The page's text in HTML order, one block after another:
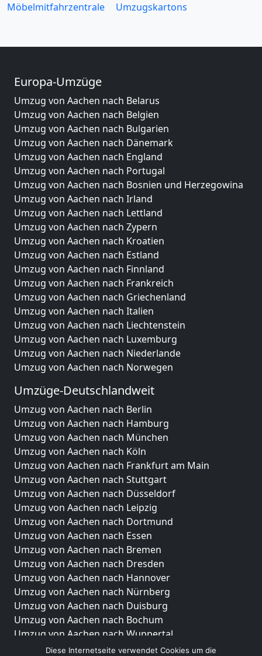
Möbelmitfahrzentrale
Umzugskartons
Europa-Umzüge
Umzug von Aachen nach Belarus
Umzug von Aachen nach Belgien
Umzug von Aachen nach Bulgarien
Umzug von Aachen nach Dänemark
Umzug von Aachen nach England
Umzug von Aachen nach Portugal
Umzug von Aachen nach Bosnien und Herzegowina
Umzug von Aachen nach Irland
Umzug von Aachen nach Lettland
Umzug von Aachen nach Zypern
Umzug von Aachen nach Kroatien
Umzug von Aachen nach Estland
Umzug von Aachen nach Finnland
Umzug von Aachen nach Frankreich
Umzug von Aachen nach Griechenland
Umzug von Aachen nach Italien
Umzug von Aachen nach Liechtenstein
Umzug von Aachen nach Luxemburg
Umzug von Aachen nach Niederlande
Umzug von Aachen nach Norwegen
Umzüge-Deutschlandweit
Umzug von Aachen nach Berlin
Umzug von Aachen nach Hamburg
Umzug von Aachen nach München
Umzug von Aachen nach Köln
Umzug von Aachen nach Frankfurt am Main
Umzug von Aachen nach Stuttgart
Umzug von Aachen nach Düsseldorf
Umzug von Aachen nach Leipzig
Umzug von Aachen nach Dortmund
Umzug von Aachen nach Essen
Umzug von Aachen nach Bremen
Umzug von Aachen nach Dresden
Umzug von Aachen nach Hannover
Umzug von Aachen nach Nürnberg
Umzug von Aachen nach Duisburg
Umzug von Aachen nach Bochum
Umzug von Aachen nach Wuppertal
Umzug von Aachen nach Bielefeld
Diese Internetseite verwendet Cookies um die